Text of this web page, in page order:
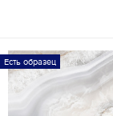
Есть образец